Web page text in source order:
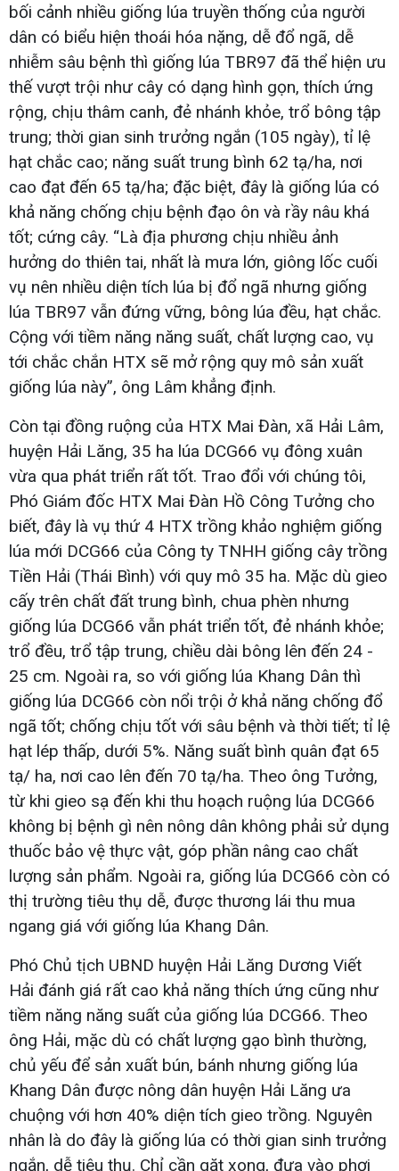
bối cảnh nhiều giống lúa truyền thống của người
dân có biểu hiện thoái hóa nặng, dễ đổ ngã, dễ
nhiễm sâu bệnh thì giống lúa TBR97 đã thể hiện ưu
thế vượt trội như cây có dạng hình gọn, thích ứng
rộng, chịu thâm canh, đẻ nhánh khỏe, trổ bông tập
trung; thời gian sinh trưởng ngắn (105 ngày), tỉ lệ
hạt chắc cao; năng suất trung bình 62 tạ/ha, nơi
cao đạt đến 65 tạ/ha; đặc biệt, đây là giống lúa có
khả năng chống chịu bệnh đạo ôn và rầy nâu khá
tốt; cứng cây. “Là địa phương chịu nhiều ảnh
hưởng do thiên tai, nhất là mưa lớn, giông lốc cuối
vụ nên nhiều diện tích lúa bị đổ ngã nhưng giống
lúa TBR97 vẫn đứng vững, bông lúa đều, hạt chắc.
Cộng với tiềm năng năng suất, chất lượng cao, vụ
tới chắc chắn HTX sẽ mở rộng quy mô sản xuất
giống lúa này”, ông Lâm khẳng định.
Còn tại đồng ruộng của HTX Mai Đàn, xã Hải Lâm,
huyện Hải Lăng, 35 ha lúa DCG66 vụ đông xuân
vừa qua phát triển rất tốt. Trao đổi với chúng tôi,
Phó Giám đốc HTX Mai Đàn Hồ Công Tưởng cho
biết, đây là vụ thứ 4 HTX trồng khảo nghiệm giống
lúa mới DCG66 của Công ty TNHH giống cây trồng
Tiền Hải (Thái Bình) với quy mô 35 ha. Mặc dù gieo
cấy trên chất đất trung bình, chua phèn nhưng
giống lúa DCG66 vẫn phát triển tốt, đẻ nhánh khỏe;
trổ đều, trổ tập trung, chiều dài bông lên đến 24 -
25 cm. Ngoài ra, so với giống lúa Khang Dân thì
giống lúa DCG66 còn nổi trội ở khả năng chống đổ
ngã tốt; chống chịu tốt với sâu bệnh và thời tiết; tỉ lệ
hạt lép thấp, dưới 5%. Năng suất bình quân đạt 65
tạ/ ha, nơi cao lên đến 70 tạ/ha. Theo ông Tưởng,
từ khi gieo sạ đến khi thu hoạch ruộng lúa DCG66
không bị bệnh gì nên nông dân không phải sử dụng
thuốc bảo vệ thực vật, góp phần nâng cao chất
lượng sản phẩm. Ngoài ra, giống lúa DCG66 còn có
thị trường tiêu thụ dễ, được thương lái thu mua
ngang giá với giống lúa Khang Dân.
Phó Chủ tịch UBND huyện Hải Lăng Dương Viết
Hải đánh giá rất cao khả năng thích ứng cũng như
tiềm năng năng suất của giống lúa DCG66. Theo
ông Hải, mặc dù có chất lượng gạo bình thường,
chủ yếu để sản xuất bún, bánh nhưng giống lúa
Khang Dân được nông dân huyện Hải Lăng ưa
chuộng với hơn 40% diện tích gieo trồng. Nguyên
nhân là do đây là giống lúa có thời gian sinh trưởng
ngắn, dễ tiêu thụ. Chỉ cần gặt xong, đưa vào phơi